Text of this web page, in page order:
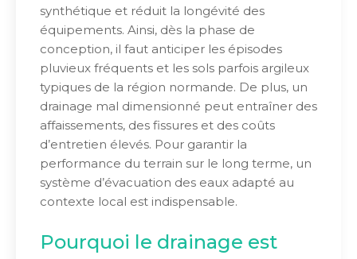
synthétique et réduit la longévité des
équipements. Ainsi, dès la phase de
conception, il faut anticiper les épisodes
pluvieux fréquents et les sols parfois argileux
typiques de la région normande. De plus, un
drainage mal dimensionné peut entraîner des
affaissements, des fissures et des coûts
d’entretien élevés. Pour garantir la
performance du terrain sur le long terme, un
système d’évacuation des eaux adapté au
contexte local est indispensable.
Pourquoi le drainage est